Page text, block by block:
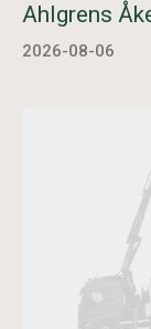
Ahlgrens
2026-08-06